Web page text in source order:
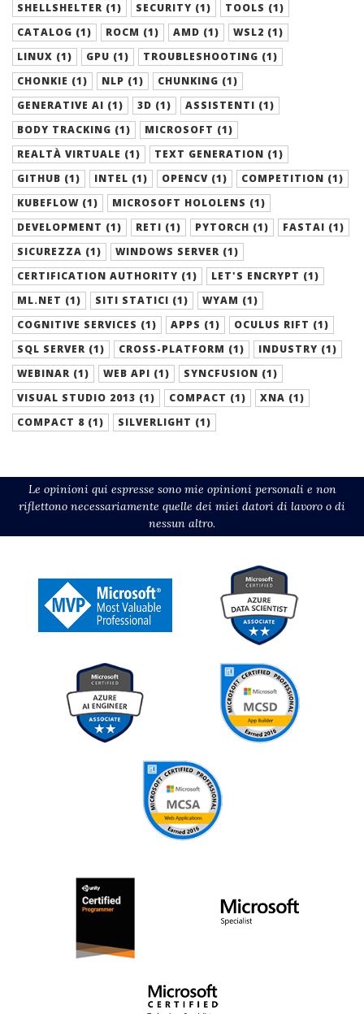
SHELLSHELTER (1)
SECURITY (1)
TOOLS (1)
CATALOG (1)
ROCM (1) AMD (1)
WSL2 (1)
LINUX (1)
GPU (1)
TROUBLESHOOTING (1)
CHONKIE (1)
NLP (1)
CHUNKING (1)
GENERATIVE AI (1)
3D (1)
ASSISTENTI (1)
BODY TRACKING (1)
MICROSOFT (1)
REALTÀ VIRTUALE (1)
TEXT GENERATION (1)
GITHUB (1)
INTEL (1) OPENCV (1)
COMPETITION (1)
KUBEFLOW (1)
MICROSOFT HOLOLENS (1)
DEVELOPMENT (1)
RETI (1) PYTORCH (1)
FASTAI (1)
SICUREZZA (1)
WINDOWS SERVER (1)
CERTIFICATION AUTHORITY (1)
LET'S ENCRYPT (1)
ML.NET (1)
SITI STATICI (1)
WYAM (1)
COGNITIVE SERVICES (1)
APPS (1)
OCULUS RIFT (1)
SQL SERVER (1)
CROSS-PLATFORM (1)
INDUSTRY (1)
WEBINAR (1)
WEB API (1)
SYNCFUSION (1)
VISUAL STUDIO 2013 (1)
COMPACT (1)
XNA (1)
COMPACT 8 (1)
SILVERLIGHT (1)
Le opinioni qui espresse sono mie opinioni personali e non
riflettono necessariamente quelle dei miei datori di lavoro o di
nessun altro.